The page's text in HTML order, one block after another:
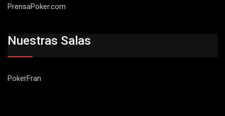
PrensaPoker.com
Nuestras Salas
PokerFran